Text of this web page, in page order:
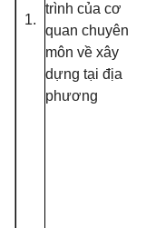
1.
trình của cơ
quan chuyên
môn về xây
dựng tại địa
phương